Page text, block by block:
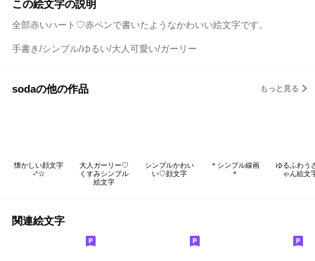
この絵文字の説明
全部赤いハート♡赤ペンで書いたようなかわいい絵文字です。
手書き/シンプル/ゆるい/大人可愛い/ガーリー
sodaの他の作品 もっと見る
懐かしい顔文字
˖°☆
大人ガーリー♡
くすみシンプル
絵文字
シンプルかわい
い♡顔文字
＊シンプル線画
＊
ゆるふわう
ゃん絵文
関連絵文字